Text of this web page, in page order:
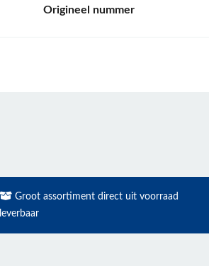
Origineel nummer
Groot assortiment direct uit voorraad
leverbaar